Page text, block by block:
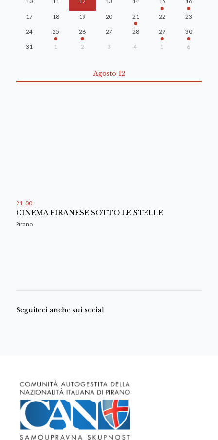
17 18 19 20 21 22 23
24 25 26 27 28 29 30
31 1 2 3 4 5 6
Agosto 12
21 00
CINEMA PIRANESE SOTTO LE STELLE
Pirano
Seguiteci anche sui social